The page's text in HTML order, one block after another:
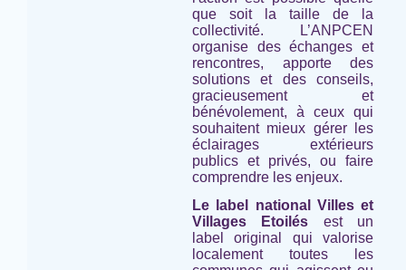
que soit la taille de la
collectivité. L’ANPCEN
organise des échanges et
rencontres, apporte des
solutions et des conseils,
gracieusement et
bénévolement, à ceux qui
souhaitent mieux gérer les
éclairages extérieurs
publics et privés, ou faire
comprendre les enjeux.
Le label national Villes et
Villages Etoilés est un
label original qui valorise
localement toutes les